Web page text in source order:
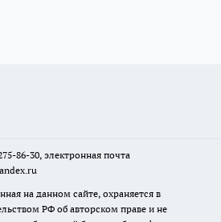
86-30, электронная почта
на данном сайте, охраняется в
РФ об авторском праве и не